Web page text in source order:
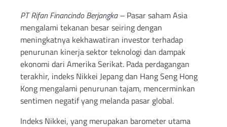
PT Rifan Financindo Berjangka – Pasar saham Asia
mengalami tekanan besar seiring dengan
meningkatnya kekhawatiran investor terhadap
penurunan kinerja sektor teknologi dan dampak
ekonomi dari Amerika Serikat. Pada perdagangan
terakhir, indeks Nikkei Jepang dan Hang Seng Hong
Kong mengalami penurunan tajam, mencerminkan
sentimen negatif yang melanda pasar global.
Indeks Nikkei, yang merupakan barometer utama